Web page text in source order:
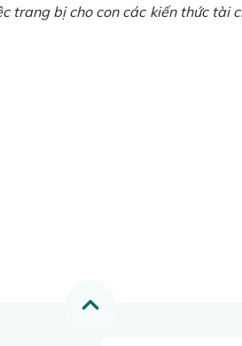
trang bị cho con các kiến thức tài